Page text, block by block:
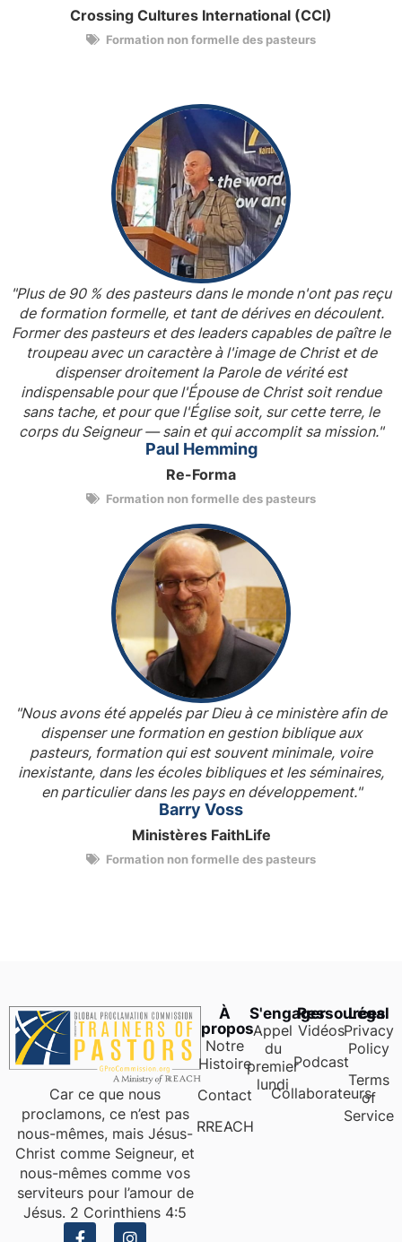
Crossing Cultures International (CCI)
Formation non formelle des pasteurs
"Plus de 90 % des pasteurs dans le monde n'ont pas reçu
de formation formelle, et tant de dérives en découlent.
Former des pasteurs et des leaders capables de paître le
troupeau avec un caractère à l'image de Christ et de
dispenser droitement la Parole de vérité est
indispensable pour que l'Épouse de Christ soit rendue
sans tache, et pour que l'Église soit, sur cette terre, le
corps du Seigneur — sain et qui accomplit sa mission."
Paul Hemming
Re-Forma
Formation non formelle des pasteurs
"Nous avons été appelés par Dieu à ce ministère afin de
dispenser une formation en gestion biblique aux
pasteurs, formation qui est souvent minimale, voire
inexistante, dans les écoles bibliques et les séminaires,
en particulier dans les pays en développement."
Barry Voss
Ministères FaithLife
Formation non formelle des pasteurs
Car ce que nous
proclamons, ce n’est pas
nous-mêmes, mais Jésus-
Christ comme Seigneur, et
nous-mêmes comme vos
serviteurs pour l’amour de
Jésus. 2 Corinthiens 4:5
À
propos
Notre
Histoire
Contact
RREACH
S'engager
Appel
du
premier
lundi
Ressources
Vidéos
Podcast
Collaborateurs
Légal
Privacy
Policy
Terms
of
Service